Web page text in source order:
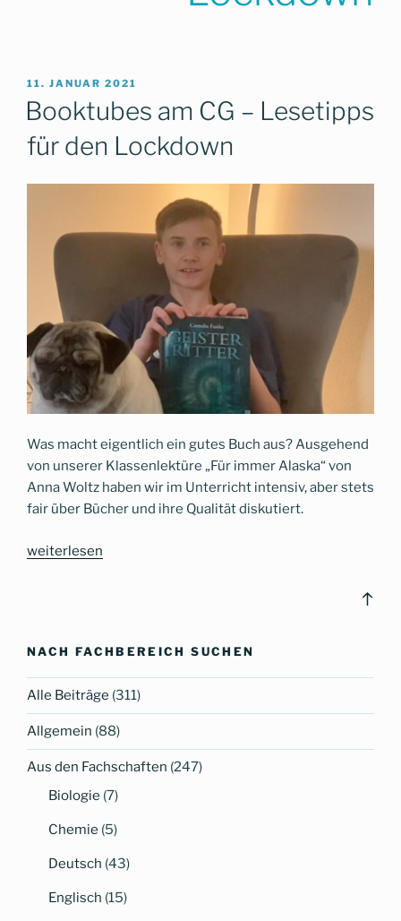
VERÖFFENTLICHT
AM
11. JANUAR 2021
Booktubes am CG – Lesetipps
für den Lockdown
Was macht eigentlich ein gutes Buch aus? Ausgehend
von unserer Klassenlektüre „Für immer Alaska“ von
Anna Woltz haben wir im Unterricht intensiv, aber stets
fair über Bücher und ihre Qualität diskutiert.
„Booktubes
für
den
Lockdown“
weiterlesen
NACH FACHBEREICH SUCHEN
Alle Beiträge (311)
Allgemein (88)
Aus den Fachschaften (247)
Biologie (7)
Chemie (5)
Deutsch (43)
Englisch (15)